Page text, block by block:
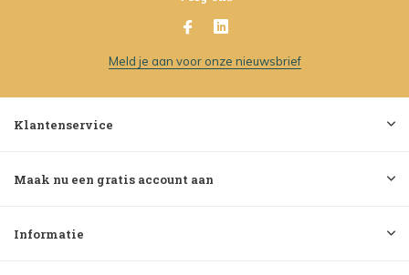
Meld je aan voor onze nieuwsbrief
Klantenservice
Maak nu een gratis account aan
Informatie